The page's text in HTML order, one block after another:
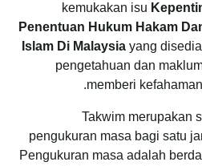
kemukakan isu
Penentuan Hukum Hakam
Islam Di Malaysia yang
pengetahuan dan
memberi
Takwim merupakan
pengukuran masa bagi satu
Pengukuran masa adalah